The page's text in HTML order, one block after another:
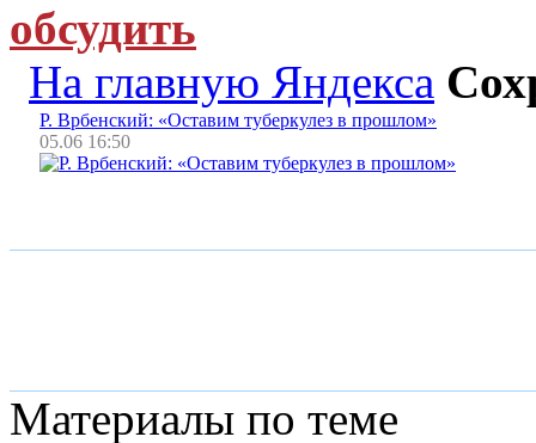
обсудить
На главную Яндекса
Р. Врбенский: «Оставим туберкулез в прошлом»
05.06 16:50
Материалы по теме